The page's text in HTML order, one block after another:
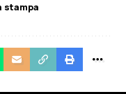
stampa